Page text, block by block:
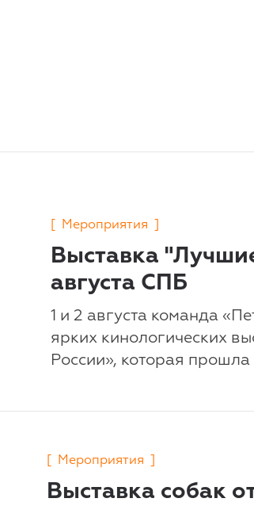
Мероприятия
Выставка
августа СПБ
1 и 2 августа команда
ярких кинологических
России», которая
Мероприятия
Выставка собак